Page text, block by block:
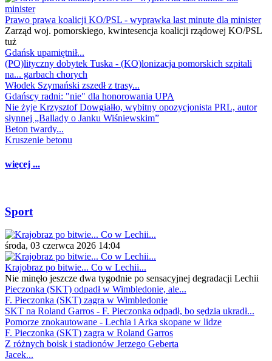
Prawo prawa koalicji KO/PSL - wyprawka last minute dla minister
Zarząd woj. pomorskiego, kwintesencja koalicji rządowej KO/PSL
tuż
Gdańsk upamiętnił...
(PO)lityczny dobytek Tuska - (KO)lonizacja pomorskich szpitali
na... garbach chorych
Włodek Szymański zszedł z trasy...
Gdańscy radni: "nie" dla honorowania UPA
Nie żyje Krzysztof Dowgiałło, wybitny opozycjonista PRL, autor
słynnej „Ballady o Janku Wiśniewskim”
Beton twardy...
Kruszenie betonu
więcej ...
Sport
środa, 03 czerwca 2026 14:04
Krajobraz po bitwie... Co w Lechii...
Nie minęło jeszcze dwa tygodnie po sensacyjnej degradacji Lechii
Pieczonka (SKT) odpadł w Wimbledonie, ale...
F. Pieczonka (SKT) zagra w Wimbledonie
SKT na Roland Garros - F. Pieczonka odpadł, bo sędzia ukradł...
Pomorze znokautowane - Lechia i Arka skopane w lidze
F. Pieczonka (SKT) zagra w Roland Garros
Z różnych boisk i stadionów Jerzego Geberta
Jacek...